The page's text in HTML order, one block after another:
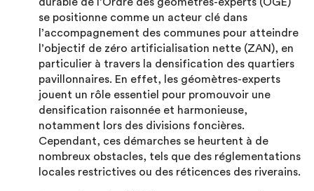
se positionne comme un acteur clé dans
l’accompagnement des communes pour atteindre
l’objectif de zéro artificialisation nette (ZAN), en
particulier à travers la densification des quartiers
pavillonnaires. En effet, les géomètres-experts
jouent un rôle essentiel pour promouvoir une
densification raisonnée et harmonieuse,
notamment lors des divisions foncières.
Cependant, ces démarches se heurtent à de
nombreux obstacles, tels que des réglementations
locales restrictives ou des réticences des riverains.